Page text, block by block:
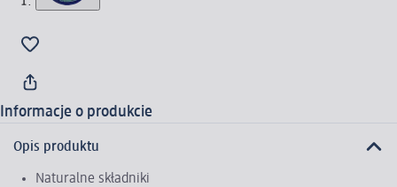
Informacje o produkcie
Opis produktu
Naturalne składniki